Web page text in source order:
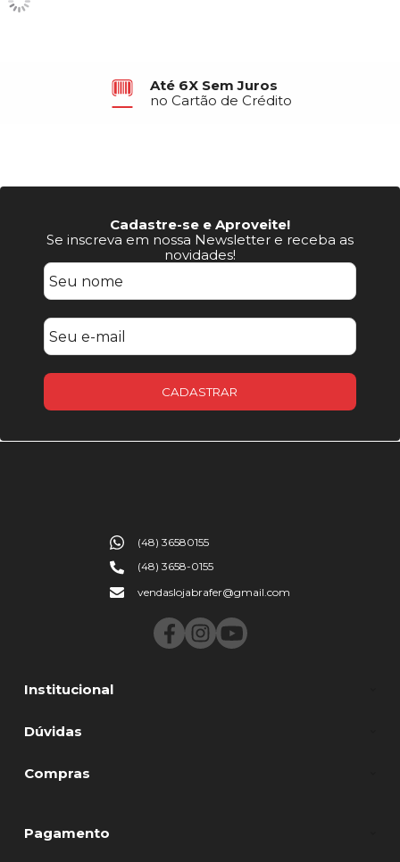
Até 6X Sem Juros
no Cartão de Crédito
Cadastre-se e Aproveite!
Se inscreva em nossa Newsletter e receba as
novidades!
CADASTRAR
Institucional
Dúvidas
Compras
(48) 36580155
(48) 3658-0155
vendaslojabrafer@gmail.com
Pagamento